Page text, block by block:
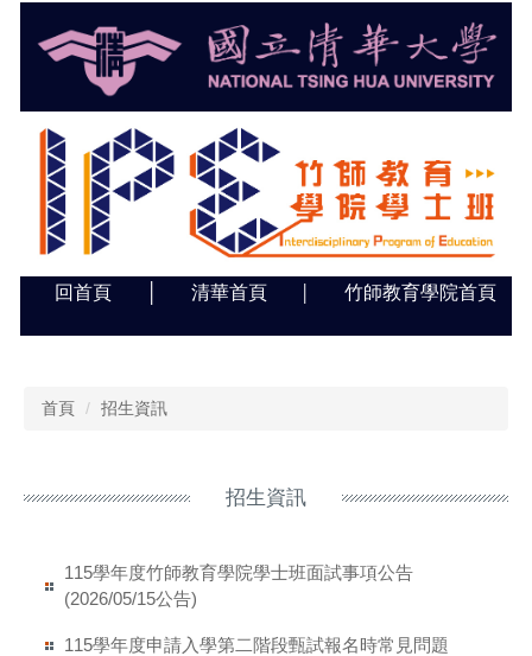
內
回首頁 清華首頁 竹師教育學院首頁
首頁 招生資訊
招生資訊
115學年度竹師教育學院學士班面試事項公告
(2026/05/15公告)
115學年度申請入學第二階段甄試報名時常見問題